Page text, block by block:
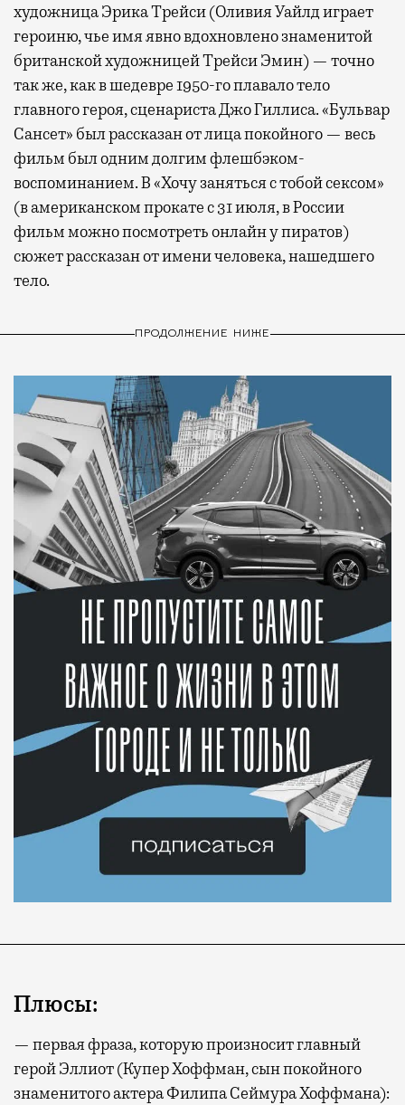
художница Эрика Трейси (Оливия Уайлд играет
героиню, чье имя явно вдохновлено знаменитой
британской художницей Трейси Эмин) — точно
так же, как в шедевре 1950-го плавало тело
главного героя, сценариста Джо Гиллиса. «Бульвар
Сансет» был рассказан от лица покойного — весь
фильм был одним долгим флешбэком-
воспоминанием. В «Хочу заняться с тобой сексом»
(в американском прокате с 31 июля, в России
фильм можно посмотреть онлайн у пиратов)
сюжет рассказан от имени человека, нашедшего
тело.
ПРОДОЛЖЕНИЕ НИЖЕ
Плюсы:
— первая фраза, которую произносит главный
герой Эллиот (Купер Хоффман, сын покойного
знаменитого актера Филипа Сеймура Хоффмана):